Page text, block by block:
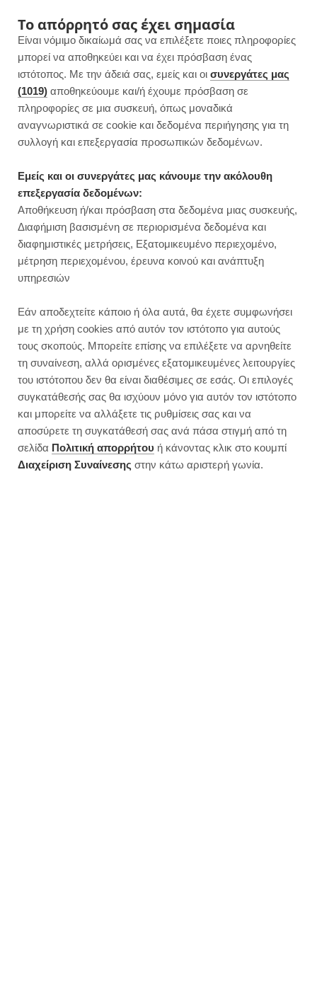
a
c
e
b
o
k
n
s
t
a
a
m
i
n
t
e
s
t
o
u
T
u
TAG
ΒΊΓΚΑΝ ΣΝΑΚ
Το απόρρητό σας έχει σημασία
Είναι νόμιμο δικαίωμά σας να επιλέξετε ποιες πληροφορίες
μπορεί να αποθηκεύει και να έχει πρόσβαση ένας
ιστότοπος. Με την άδειά σας, εμείς και οι συνεργάτες μας
(1019) αποθηκεύουμε και/ή έχουμε πρόσβαση σε
πληροφορίες σε μια συσκευή, όπως μοναδικά
αναγνωριστικά σε cookie και δεδομένα περιήγησης για τη
συλλογή και επεξεργασία προσωπικών δεδομένων.
Εμείς και οι συνεργάτες μας κάνουμε την ακόλουθη
επεξεργασία δεδομένων:
Αποθήκευση ή/και πρόσβαση στα δεδομένα μιας συσκευής,
Διαφήμιση βασισμένη σε περιορισμένα δεδομένα και
διαφημιστικές μετρήσεις, Εξατομικευμένο περιεχομένο,
μέτρηση περιεχομένου, έρευνα κοινού και ανάπτυξη
υπηρεσιών
Εάν αποδεχτείτε κάποιο ή όλα αυτά, θα έχετε συμφωνήσει
με τη χρήση cookies από αυτόν τον ιστότοπο για αυτούς
τους σκοπούς. Μπορείτε επίσης να επιλέξετε να αρνηθείτε
τη συναίνεση, αλλά ορισμένες εξατομικευμένες λειτουργίες
του ιστότοπου δεν θα είναι διαθέσιμες σε εσάς. Οι επιλογές
συγκατάθεσής σας θα ισχύουν μόνο για αυτόν τον ιστότοπο
και μπορείτε να αλλάξετε τις ρυθμίσεις σας και να
αποσύρετε τη συγκατάθεσή σας ανά πάσα στιγμή από τη
σελίδα Πολιτική απορρήτου ή κάνοντας κλικ στο κουμπί
Διαχείριση Συναίνεσης στην κάτω αριστερή γωνία.